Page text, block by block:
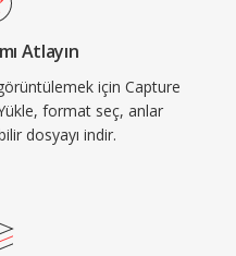
Atlayın
için Capture
format seç, anlar
dosyayı indir.